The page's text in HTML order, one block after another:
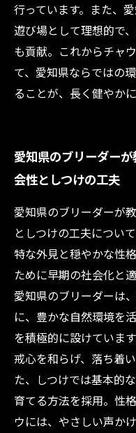
行っています。また、
遊び場として理想的で
も貢献。これからチャ
て、愛知県ならではの
ることが、長く健やか
愛知県のブリーダー
会性としつけの工夫
愛知県のブリーダーが
としつけの工夫につい
特な外見と穏やかな性
ために早期の社会化と
愛知県のブリーダーは
に、豊かな自然環境を
を積極的に設けていま
戒心を和らげ、落ち着
た、しつけでは基本的
育てる方法を採用。性
ウには、やさしい声か